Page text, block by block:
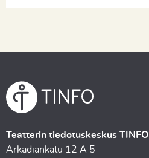
Teatterin tiedotuskeskus TINFO
Arkadiankatu 12 A 5